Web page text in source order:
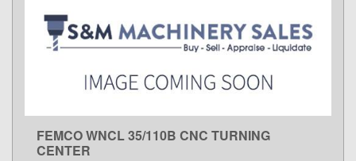
LEARN MORE
FEMCO WNCL 35/110B CNC TURNING
CENTER